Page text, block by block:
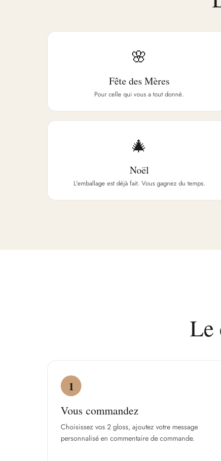
🌸
Fête des Mères
Pour celle qui vous a tout donné.
🎄
Noël
L'emballage est déjà fait. Vous gagnez du temps.
Le
1
Vous commandez
Choisissez vos 2 gloss, ajoutez votre message
personnalisé en commentaire de commande.